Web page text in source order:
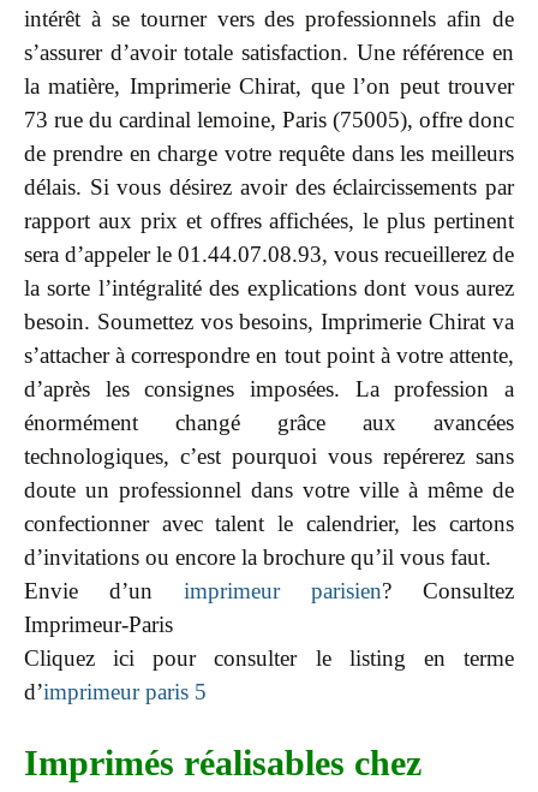
intérêt à se tourner vers des professionnels afin de
s’assurer d’avoir totale satisfaction. Une référence en
la matière, Imprimerie Chirat, que l’on peut trouver
73 rue du cardinal lemoine, Paris (75005), offre donc
de prendre en charge votre requête dans les meilleurs
délais. Si vous désirez avoir des éclaircissements par
rapport aux prix et offres affichées, le plus pertinent
sera d’appeler le 01.44.07.08.93, vous recueillerez de
la sorte l’intégralité des explications dont vous aurez
besoin. Soumettez vos besoins, Imprimerie Chirat va
s’attacher à correspondre en tout point à votre attente,
d’après les consignes imposées. La profession a
énormément changé grâce aux avancées
technologiques, c’est pourquoi vous repérerez sans
doute un professionnel dans votre ville à même de
confectionner avec talent le calendrier, les cartons
d’invitations ou encore la brochure qu’il vous faut.
Envie d’un imprimeur parisien? Consultez
Imprimeur-Paris
Cliquez ici pour consulter le listing en terme
d’imprimeur paris 5
Imprimés réalisables chez